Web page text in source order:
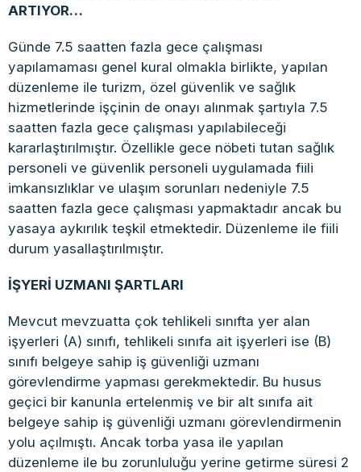
ARTIYOR…
Günde 7.5 saatten fazla gece çalışması
yapılamaması genel kural olmakla birlikte, yapılan
düzenleme ile turizm, özel güvenlik ve sağlık
hizmetlerinde işçinin de onayı alınmak şartıyla 7.5
saatten fazla gece çalışması yapılabileceği
kararlaştırılmıştır. Özellikle gece nöbeti tutan sağlık
personeli ve güvenlik personeli uygulamada fiili
imkansızlıklar ve ulaşım sorunları nedeniyle 7.5
saatten fazla gece çalışması yapmaktadır ancak bu
yasaya aykırılık teşkil etmektedir. Düzenleme ile fiili
durum yasallaştırılmıştır.
İŞYERİ UZMANI ŞARTLARI
Mevcut mevzuatta çok tehlikeli sınıfta yer alan
işyerleri (A) sınıfı, tehlikeli sınıfa ait işyerleri ise (B)
sınıfı belgeye sahip iş güvenliği uzmanı
görevlendirme yapması gerekmektedir. Bu husus
geçici bir kanunla ertelenmiş ve bir alt sınıfa ait
belgeye sahip iş güvenliği uzmanı görevlendirmenin
yolu açılmıştı. Ancak torba yasa ile yapılan
düzenleme ile bu zorunluluğu yerine getirme süresi 2